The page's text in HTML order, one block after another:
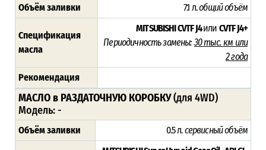
Объём заливки 7.1 л.общий объём
Спецификация
масла
MITSUBISHI CVTF J4или CVTFJ4+
Периодичность замены:30 тыс. км или
2 года
Рекомендация
МАСЛО в РАЗДАТОЧНУЮ КОРОБКУ(для 4WD)
Модель: -
Объём заливки 0.5 л.сервисный объём